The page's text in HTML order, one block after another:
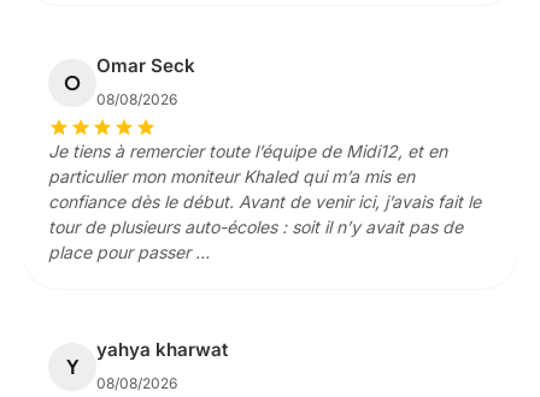
O
Omar Seck
08/08/2026
starstarstarstarstar
Je tiens à remercier toute l’équipe de Midi12, et en
particulier mon moniteur Khaled qui m’a mis en
confiance dès le début. Avant de venir ici, j’avais fait le
tour de plusieurs auto-écoles : soit il n’y avait pas de
place pour passer …
Y
yahya kharwat
08/08/2026